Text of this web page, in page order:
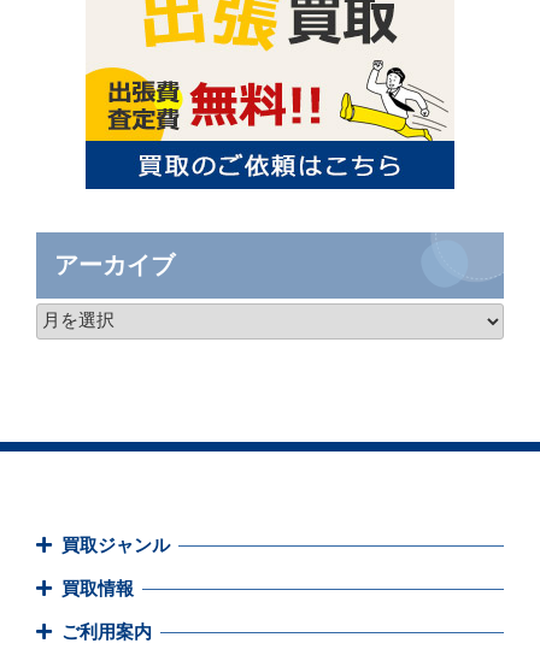
アーカイブ
買取ジャンル
買取情報
ご利用案内